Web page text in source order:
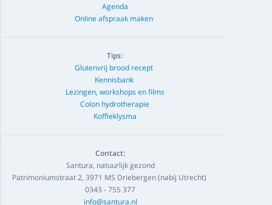
Agenda
Online afspraak maken
Tips:
Glutenvrij brood recept
Kennisbank
Lezingen, workshops en films
Colon hydrotherapie
Koffieklysma
Contact:
Santura, natuurlijk gezond
Patrimoniumstraat 2, 3971 MS Driebergen (nabij Utrecht)
0343 - 755 377
info@santura.nl